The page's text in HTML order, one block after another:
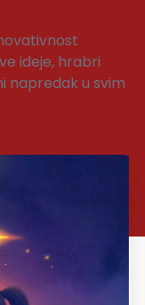
ideje, hrabri
napredak u svim